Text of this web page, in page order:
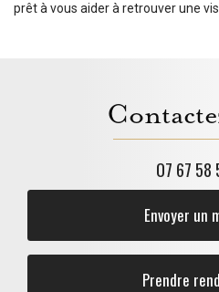
prêt à vous aider à retrouver une
07 67 58
Envoyer un
Prendre